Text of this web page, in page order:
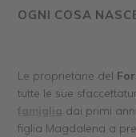
OGNI COSA
Le proprietarie del
tutte le sue
famiglia dai primi
figlia Magdalena a